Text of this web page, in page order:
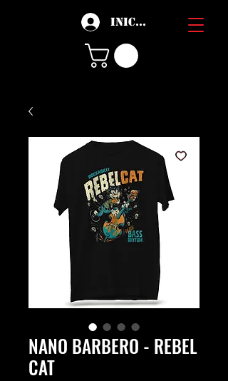
Iniciar sesión
NANO BARBERO - REBEL
CAT